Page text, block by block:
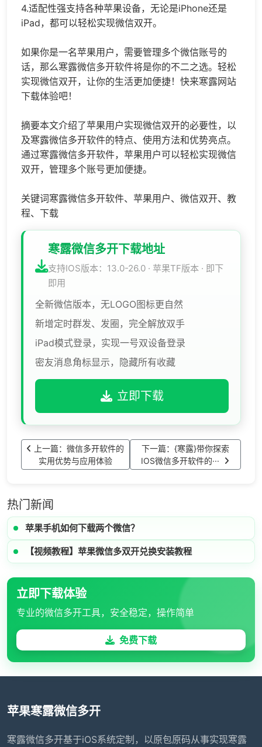
4.适配性强支持各种苹果设备，无论是iPhone还是
iPad，都可以轻松实现微信双开。
如果你是一名苹果用户，需要管理多个微信账号的
话，那么寒露微信多开软件将是你的不二之选。轻松
实现微信双开，让你的生活更加便捷！快来寒露网站
下载体验吧！
摘要本文介绍了苹果用户实现微信双开的必要性，以
及寒露微信多开软件的特点、使用方法和优势亮点。
通过寒露微信多开软件，苹果用户可以轻松实现微信
双开，管理多个账号更加便捷。
关键词寒露微信多开软件、苹果用户、微信双开、教
程、下载
寒露微信多开下载地址
支持IOS版本：13.0-26.0 · 苹果TF版本 · 即下
即用
全新微信版本，无LOGO图标更自然
新增定时群发、发圈，完全解放双手
iPad模式登录，实现一号双设备登录
密友消息角标显示，隐藏所有收藏
立即下载
上一篇：微信多开软件的
实用优势与应用体验
下一篇：{寒露}带你探索
IOS微信多开软件的···
热门新闻
苹果手机如何下载两个微信？
【视频教程】苹果微信多双开兑换安装教程
立即下载体验
专业的微信多开工具，安全稳定，操作简单
免费下载
苹果寒露微信多开
寒露微信多开基于iOS系统定制，以原包原码从事实现寒露